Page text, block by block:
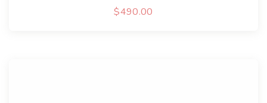
$490.00